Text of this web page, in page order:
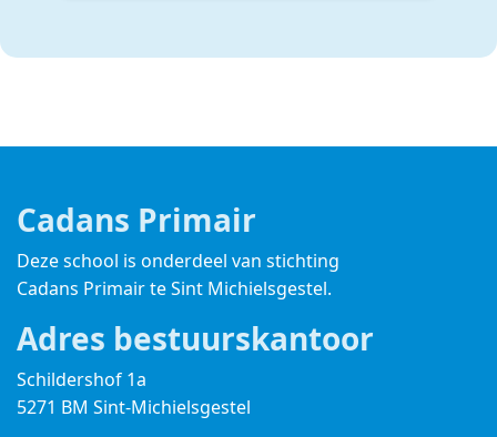
Cadans Primair
Deze school is onderdeel van stichting
Cadans Primairte Sint Michielsgestel.
Adres bestuurskantoor
Schildershof 1a
5271 BM Sint-Michielsgestel